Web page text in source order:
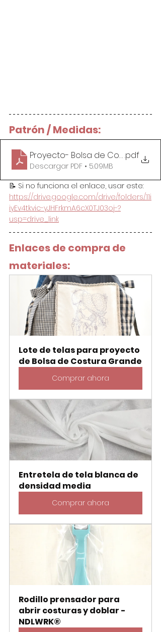
Patrón / Medidas:
Proyecto- Bolsa de Costura
.pdf
Descargar PDF • 5.09MB
📝 Si no funciona el enlace, usar este:
https://drive.google.com/drive/folders/11i
iyEv4tkvic-yJHFrkmA6cX0TJ03oj-?
usp=drive_link
Enlaces de compra de
materiales:
Lote de telas para proyecto
de Bolsa de Costura Grande
Comprar ahora
Entretela de tela blanca de
densidad media
Comprar ahora
Rodillo prensador para
abrir costuras y doblar -
NDLWRK®